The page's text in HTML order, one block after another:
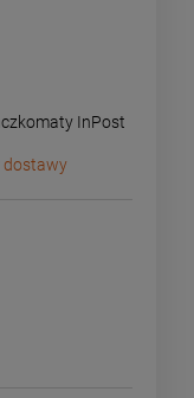
InPost
płatności
dostawy